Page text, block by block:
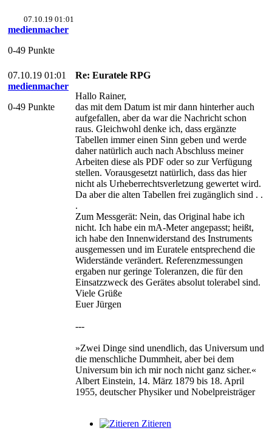
07.10.19 01:01
medienmacher
0-49 Punkte
07.10.19 01:01
medienmacher
0-49 Punkte
Re: Euratele RPG
Hallo Rainer,
das mit dem Datum ist mir dann hinterher auch
aufgefallen, aber da war die Nachricht schon
raus. Gleichwohl denke ich, dass ergänzte
Tabellen immer einen Sinn geben und werde
daher natürlich auch nach Abschluss meiner
Arbeiten diese als PDF oder so zur Verfügung
stellen. Vorausgesetzt natürlich, dass das hier
nicht als Urheberrechtsverletzung gewertet wird.
Da aber die alten Tabellen frei zugänglich sind . .
.
Zum Messgerät: Nein, das Original habe ich
nicht. Ich habe ein mA-Meter angepasst; heißt,
ich habe den Innenwiderstand des Instruments
ausgemessen und im Euratele entsprechend die
Widerstände verändert. Referenzmessungen
ergaben nur geringe Toleranzen, die für den
Einsatzzweck des Gerätes absolut tolerabel sind.
Viele Grüße
Euer Jürgen
---
»Zwei Dinge sind unendlich, das Universum und
die menschliche Dummheit, aber bei dem
Universum bin ich mir noch nicht ganz sicher.«
Albert Einstein, 14. März 1879 bis 18. April
1955, deutscher Physiker und Nobelpreisträger
Zitieren